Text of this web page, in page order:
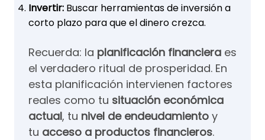
Invertir: Buscar herramientas de inversión a
corto plazo para que el dinero crezca.
Recuerda: la planificación financiera es
el verdadero ritual de prosperidad. En
esta planificación intervienen factores
reales como tu situación económica
actual, tu nivel de endeudamiento y
tu acceso a productos financieros.